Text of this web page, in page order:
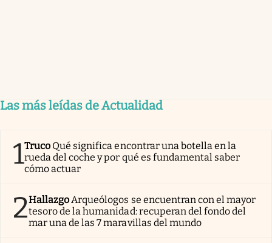
Las más leídas de Actualidad
1Truco Qué significa encontrar una botella en la
rueda del coche y por qué es fundamental saber
cómo actuar
2Hallazgo Arqueólogos se encuentran con el mayor
tesoro de la humanidad: recuperan del fondo del
mar una de las 7 maravillas del mundo